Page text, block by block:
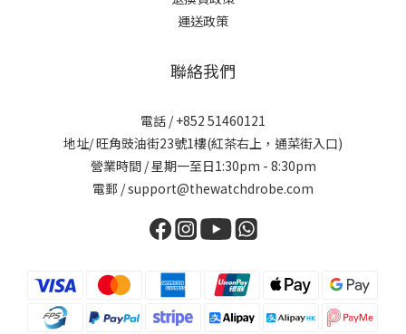
運送政策
聯絡我們
電話 / +852 51460121
地址/ 旺角豉油街23號1樓(紅茶右上，通菜街入口)
營業時間 / 星期一至日1:30pm - 8:30pm
電郵 / support@thewatchdrobe.com